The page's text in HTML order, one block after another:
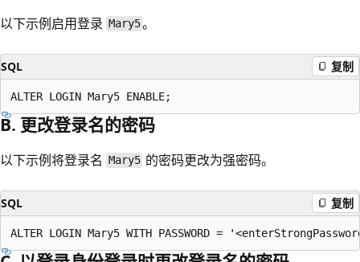
以下示例启用登录 Mary5。
SQL 复制
B. 更改登录名的密码
以下示例将登录名 Mary5 的密码更改为强密码。
SQL 复制